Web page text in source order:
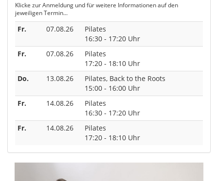
Klicke zur Anmeldung und für weitere Informationen auf den
jeweiligen Termin...
Fr. 07.08.26
Pilates
16:30 - 17:20 Uhr
Fr.
07.08.26
Pilates
17:20 - 18:10 Uhr
Do.
13.08.26
Pilates, Back to the Roots
15:00 - 16:00 Uhr
Fr.
14.08.26
Pilates
16:30 - 17:20 Uhr
Fr.
14.08.26
Pilates
17:20 - 18:10 Uhr